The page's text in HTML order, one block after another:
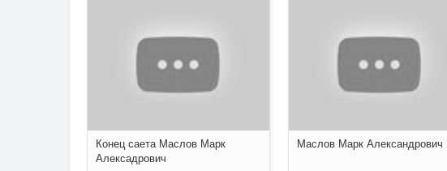
Конец саета Маслов Марк
Алексадрович
Маслов Марк Александрович